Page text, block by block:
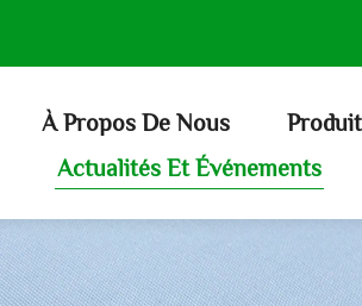
À Propos De Nous
Actualités Et Événements